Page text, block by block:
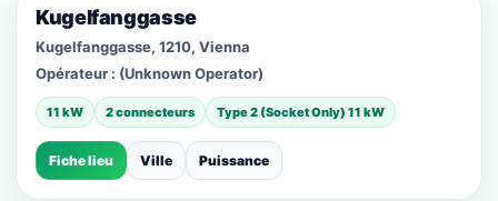
Kugelfanggasse
Kugelfanggasse, 1210, Vienna
Opérateur : (Unknown Operator)
11 kW 2 connecteurs Type 2 (Socket Only) 11 kW
Fiche lieu Ville Puissance